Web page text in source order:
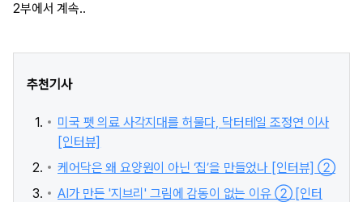
2부에서 계속..
추천기사
미국 펫 의료 사각지대를 허물다, 닥터테일 조정연 이사
[인터뷰]
케어닥은 왜 요양원이 아닌 ‘집’을 만들었나 [인터뷰] ②
AI가 만든 '지브리' 그림에 감동이 없는 이유 ② [인터